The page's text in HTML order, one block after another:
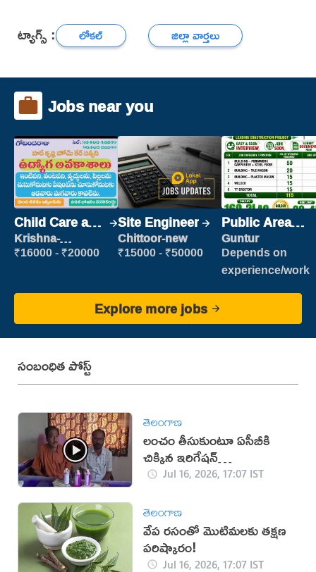
ట్యాగ్స్ : లోకల్ జిల్లా వార్తలు
Jobs near you
Child Care and
Patient care
Krishna-
vijayawada
₹16000 - ₹20000
Site Engineer
Chittoor-new
₹15000 - ₹50000
Public Area
Cleaner
Guntur
Depends on
experience/work
Explore more jobs
సంబంధిత పోస్ట్
తెలంగాణ
లంచం తీసుకుంటూ ఏసీబీకి
చిక్కిన ఇరిగేషన్
అధికారులు(వీడియో)
Jul 16, 2026, 17:07 IST
తెలంగాణ
వేప రసంతో మొటిమలకు తక్షణ
పరిష్కారం!
Jul 16, 2026, 17:07 IST